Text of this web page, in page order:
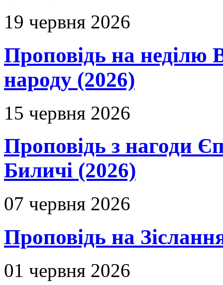
19 червня 2026
Проповідь на неділю
народу (2026)
15 червня 2026
Проповідь з нагоди
Биличі (2026)
07 червня 2026
Проповідь на
01 червня 2026